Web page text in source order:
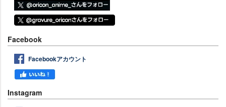
Facebook
Facebookアカウント
Instagram